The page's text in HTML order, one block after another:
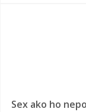
Sex ako ho